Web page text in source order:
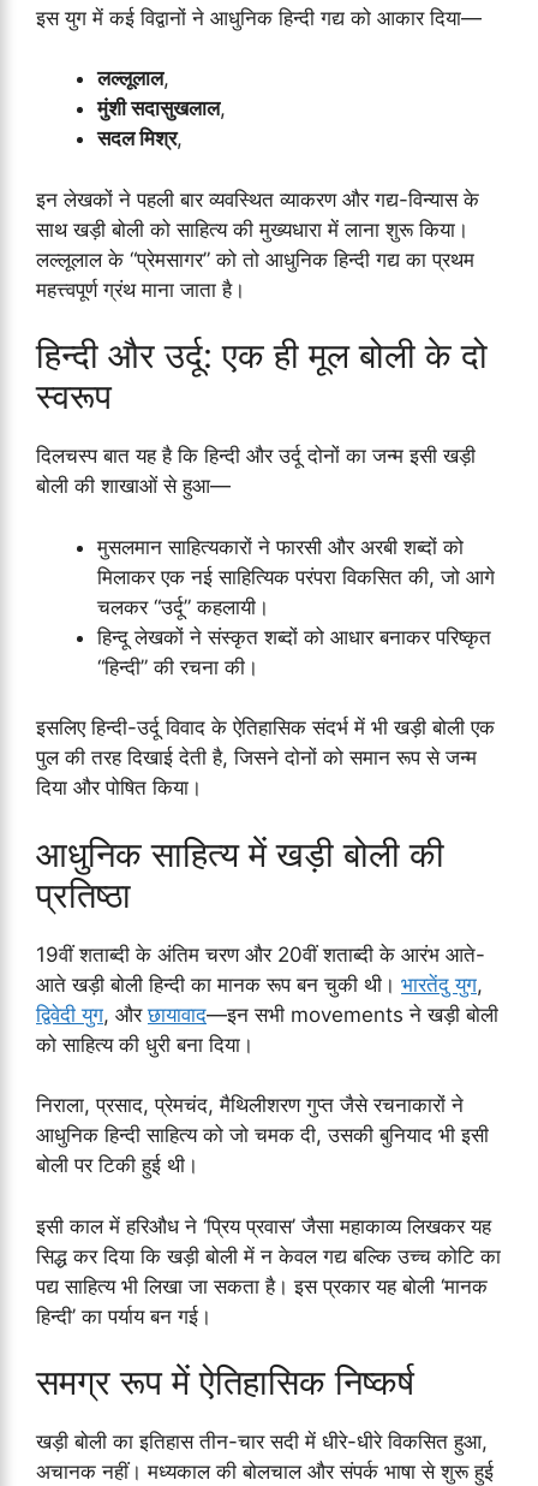
इस युग में कई विद्वानों ने आधुनिक हिन्दी गद्य को आकार दिया—
लल्लूलाल,
मुंशी सदासुखलाल,
सदल मिश्र,
इन लेखकों ने पहली बार व्यवस्थित व्याकरण और गद्य-विन्यास के
साथ खड़ी बोली को साहित्य की मुख्यधारा में लाना शुरू किया।
लल्लूलाल के “प्रेमसागर” को तो आधुनिक हिन्दी गद्य का प्रथम
महत्त्वपूर्ण ग्रंथ माना जाता है।
हिन्दी और उर्दू: एक ही मूल बोली के दो
स्वरूप
दिलचस्प बात यह है कि हिन्दी और उर्दू दोनों का जन्म इसी खड़ी
बोली की शाखाओं से हुआ—
मुसलमान साहित्यकारों ने फारसी और अरबी शब्दों को
मिलाकर एक नई साहित्यिक परंपरा विकसित की, जो आगे
चलकर “उर्दू” कहलायी।
हिन्दू लेखकों ने संस्कृत शब्दों को आधार बनाकर परिष्कृत
“हिन्दी” की रचना की।
इसलिए हिन्दी-उर्दू विवाद के ऐतिहासिक संदर्भ में भी खड़ी बोली एक
पुल की तरह दिखाई देती है, जिसने दोनों को समान रूप से जन्म
दिया और पोषित किया।
आधुनिक साहित्य में खड़ी बोली की
प्रतिष्ठा
19वीं शताब्दी के अंतिम चरण और 20वीं शताब्दी के आरंभ आते-
आते खड़ी बोली हिन्दी का मानक रूप बन चुकी थी। भारतेंदु युग,
द्विवेदी युग, औरछायावाद—इन सभी movements ने खड़ी बोली
को साहित्य की धुरी बना दिया।
निराला, प्रसाद, प्रेमचंद, मैथिलीशरण गुप्त जैसे रचनाकारों ने
आधुनिक हिन्दी साहित्य को जो चमक दी, उसकी बुनियाद भी इसी
बोली पर टिकी हुई थी।
इसी काल में हरिऔध ने ‘प्रिय प्रवास’ जैसा महाकाव्य लिखकर यह
सिद्ध कर दिया कि खड़ी बोली में न केवल गद्य बल्कि उच्च कोटि का
पद्य साहित्य भी लिखा जा सकता है। इस प्रकार यह बोली ‘मानक
हिन्दी’ का पर्याय बन गई।
समग्र रूप में ऐतिहासिक निष्कर्ष
खड़ी बोली का इतिहास तीन-चार सदी में धीरे-धीरे विकसित हुआ,
अचानक नहीं। मध्यकाल की बोलचाल और संपर्क भाषा से शुरू हुई